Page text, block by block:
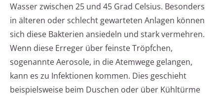
Wasser zwischen 25 und 45 Grad Celsius. Besonders
in älteren oder schlecht gewarteten Anlagen können
sich diese Bakterien ansiedeln und stark vermehren.
Wenn diese Erreger über feinste Tröpfchen,
sogenannte Aerosole, in die Atemwege gelangen,
kann es zu Infektionen kommen. Dies geschieht
beispielsweise beim Duschen oder über Kühltürme